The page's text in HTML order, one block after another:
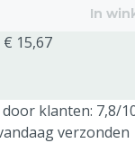
In
15,67
klanten: 7,8/
verzonden